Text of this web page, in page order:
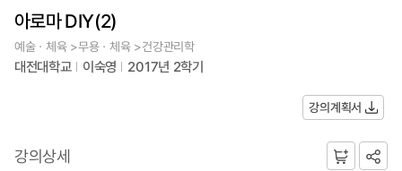
아로마 DIY(2)
예술ㆍ체육 >무용ㆍ체육 >건강관리학
대전대학교 이숙영 2017년 2학기
강의계획서
강의상세